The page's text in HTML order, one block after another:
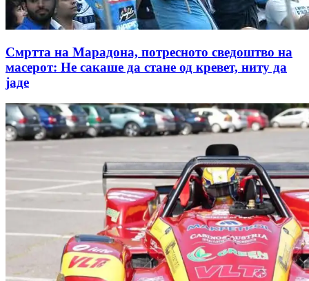
Смртта на Марадона, потресното сведоштво на
масерот: Не сакаше да стане од кревет, ниту да
јаде